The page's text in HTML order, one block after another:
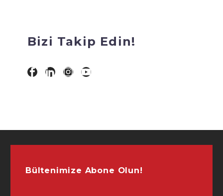
Bizi Takip Edin!
Bültenimize Abone Olun!